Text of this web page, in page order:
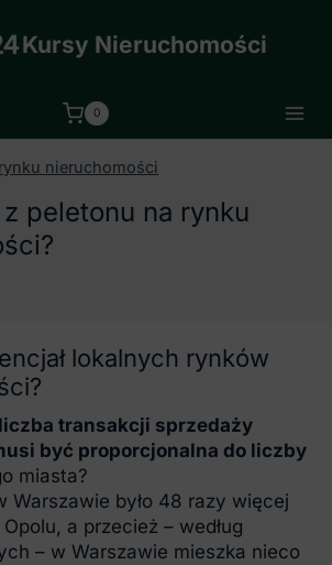
Kursy Nieruchomości
0
nieruchomości
z peletonu na rynku
lokalnych rynków
liczba transakcji sprzedaży
być proporcjonalna do liczby
miasta?
Warszawie było 48 razy więcej
a przecież – według
– w Warszawie mieszka nieco